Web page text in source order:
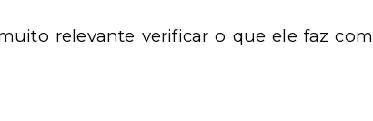
relevante verificar o que ele faz com